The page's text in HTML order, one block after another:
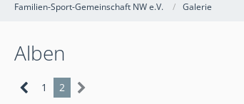
Familien-Sport-Gemeinschaft NW e.V. Galerie
Alben
1 2